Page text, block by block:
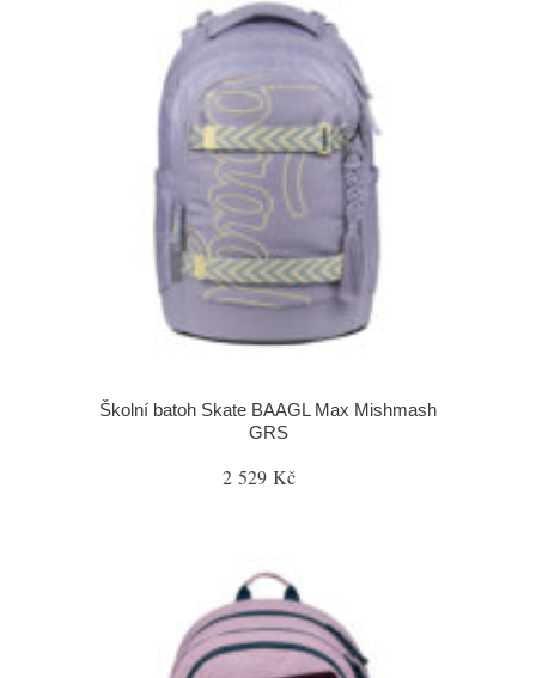
Školní batoh Skate BAAGL Max Mishmash
GRS
2 529 Kč